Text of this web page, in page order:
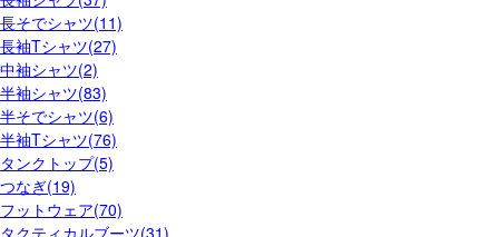
長そでシャツ(11)
長袖Tシャツ(27)
中袖シャツ(2)
半袖シャツ(83)
半そでシャツ(6)
半袖Tシャツ(76)
タンクトップ(5)
つなぎ(19)
フットウェア(70)